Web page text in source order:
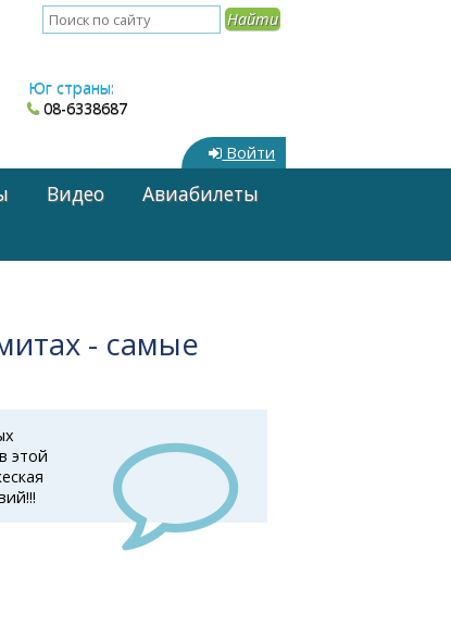
Юг страны:
08-6338687
Войти
Видео
Авиабилеты
- самые
этой